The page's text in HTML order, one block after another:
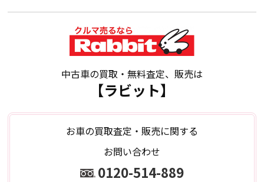
中古車の買取・無料査定、販売は
【ラビット】
お車の買取査定・販売に関する
お問い合わせ
0120-514-889